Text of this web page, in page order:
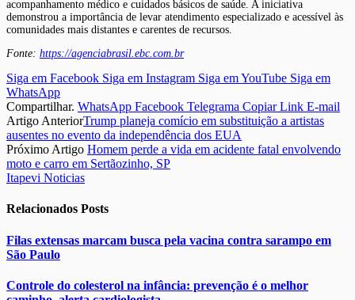
acompanhamento médico e cuidados básicos de saúde. A iniciativa
demonstrou a importância de levar atendimento especializado e acessível às
comunidades mais distantes e carentes de recursos.
Fonte: https://agenciabrasil.ebc.com.br
Siga em Facebook Siga em Instagram Siga em YouTube Siga em
WhatsApp
Compartilhar. WhatsApp Facebook Telegrama Copiar Link E-mail
Artigo AnteriorTrump planeja comício em substituição a artistas
ausentes no evento da independência dos EUA
Próximo Artigo Homem perde a vida em acidente fatal envolvendo
moto e carro em Sertãozinho, SP
Itapevi Noticias
Relacionados Posts
Filas extensas marcam busca pela vacina contra sarampo em
São Paulo
Controle do colesterol na infância: prevenção é o melhor